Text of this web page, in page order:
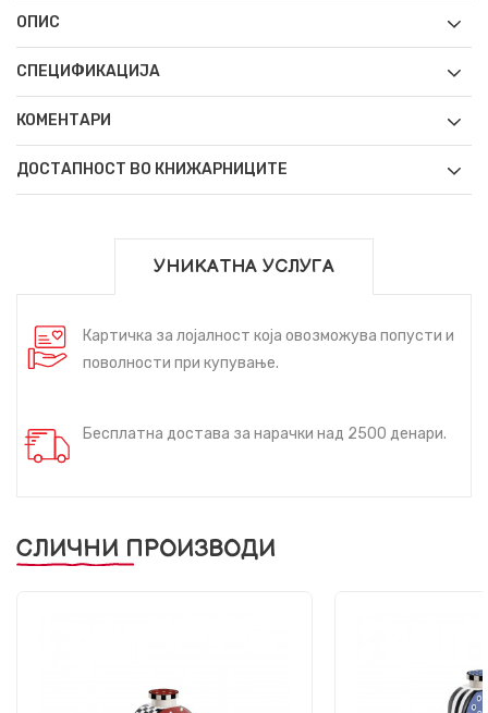
ОПИС
СПЕЦИФИКАЦИЈА
КОМЕНТАРИ
ДОСТАПНОСТ ВО КНИЖАРНИЦИТЕ
УНИКАТНА УСЛУГА
Картичка за лојалност која овозможува попусти и
поволности при купување.
Бесплатна достава за нарачки над 2500 денари.
СЛИЧНИ ПРОИЗВОДИ